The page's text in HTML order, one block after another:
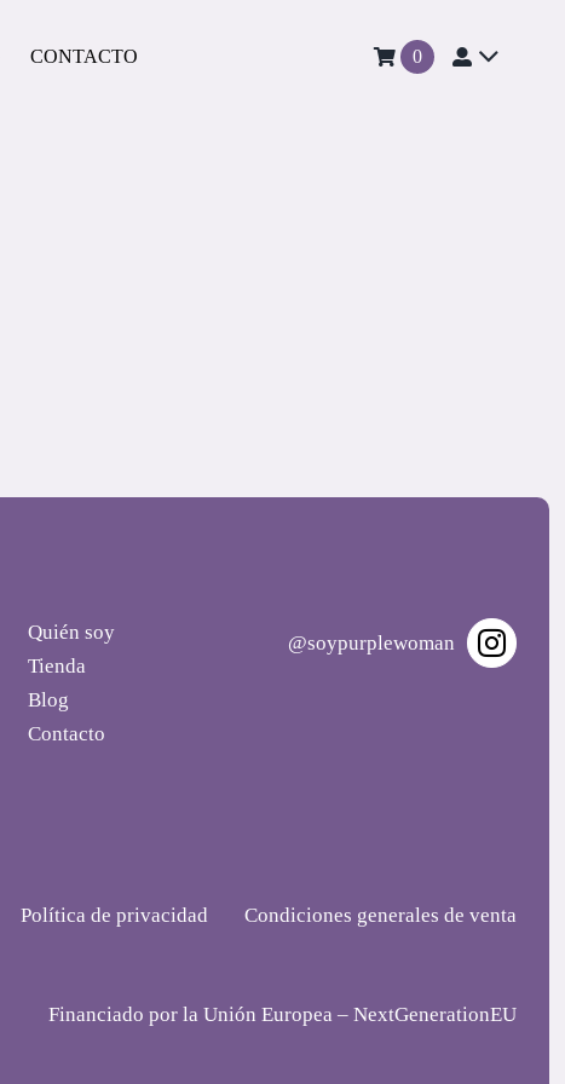
CONTACTO 0
Quién soy
Tienda
Blog
Contacto
@soypurplewoman
Política de privacidad Condiciones generales de venta
Financiado por la Unión Europea – NextGenerationEU